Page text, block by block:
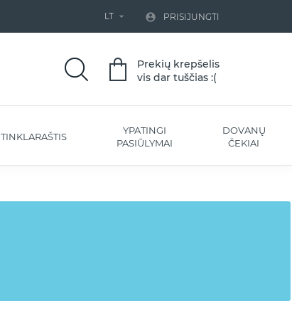
LT   PRISIJUNGTI
Prekių krepšelis
vis dar tuščias :(
TINKLARAŠTIS
YPATINGI
PASIŪLYMAI
DOVANŲ
ČEKIAI